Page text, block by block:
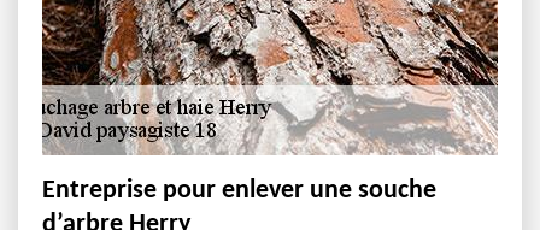
Entreprise pour enlever une souche